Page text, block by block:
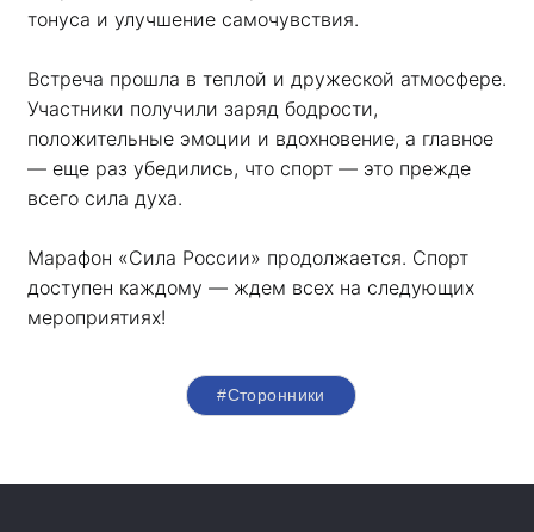
тонуса и улучшение самочувствия.
Встреча прошла в теплой и дружеской атмосфере.
Участники получили заряд бодрости,
положительные эмоции и вдохновение, а главное
— еще раз убедились, что спорт — это прежде
всего сила духа.
Марафон «Сила России» продолжается. Спорт
доступен каждому — ждем всех на следующих
мероприятиях!
#Сторонники